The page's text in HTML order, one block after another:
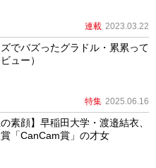
連載 2023.03.22
でバズったグラドル・累累って
ュー）
特集 2025.06.16
素顔】早稲田大学・渡邉結衣、
「CanCam賞」の才女